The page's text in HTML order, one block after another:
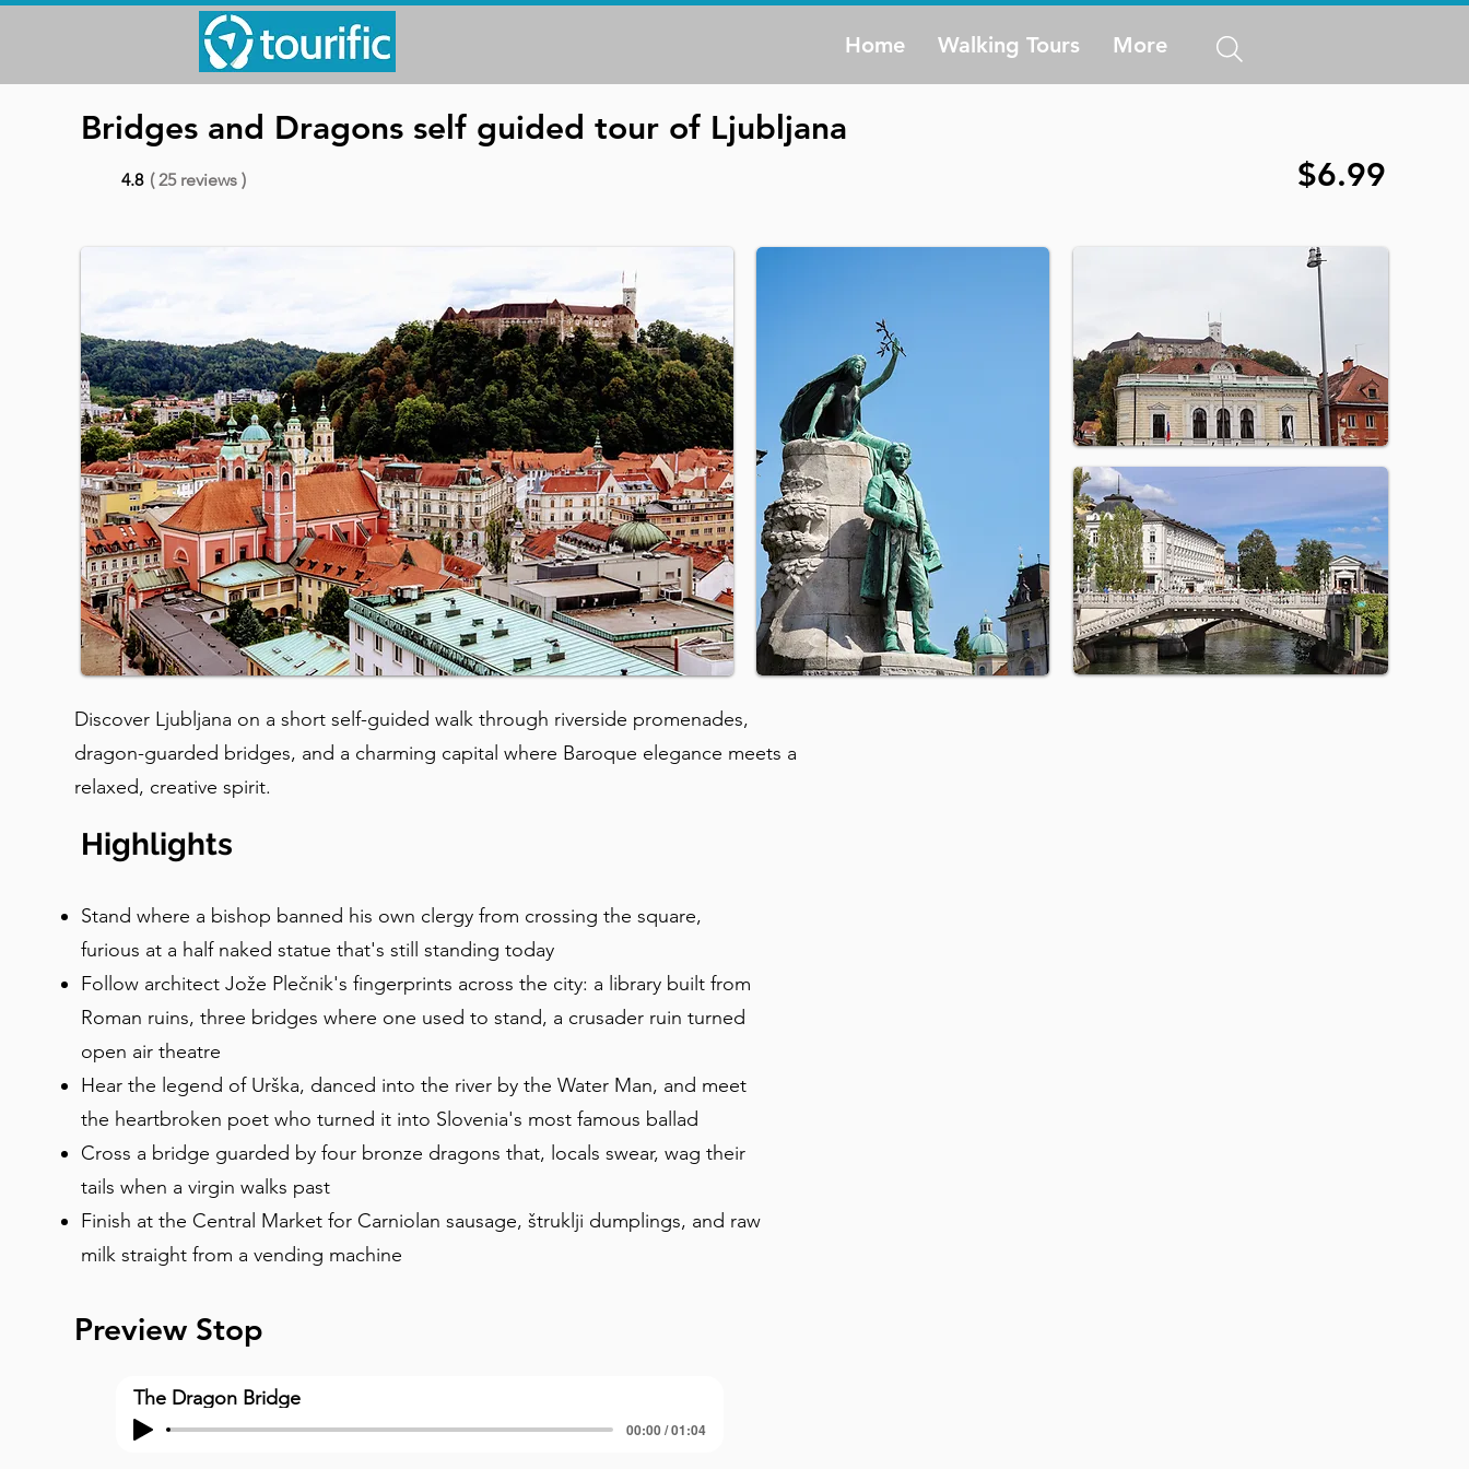
Home Walking Tours More
Bridges and Dragons self guided tour of Ljubljana
4.8 ( 25 reviews ) $6.99
Discover Ljubljana on a short self-guided walk through riverside promenades,
dragon-guarded bridges, and a charming capital where Baroque elegance meets a
relaxed, creative spirit.
Highlights
Stand where a bishop banned his own clergy from crossing the square,
furious at a half naked statue that's still standing today
Follow architect Jože Plečnik's fingerprints across the city: a library built from
Roman ruins, three bridges where one used to stand, a crusader ruin turned
open air theatre
Hear the legend of Urška, danced into the river by the Water Man, and meet
the heartbroken poet who turned it into Slovenia's most famous ballad
Cross a bridge guarded by four bronze dragons that, locals swear, wag their
tails when a virgin walks past
Finish at the Central Market for Carniolan sausage, štruklji dumplings, and raw
milk straight from a vending machine
Preview Stop
The Dragon Bridge
00:00 / 01:04